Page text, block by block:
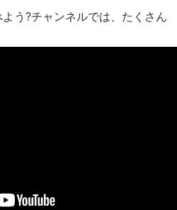
う?チャンネルでは、たくさん